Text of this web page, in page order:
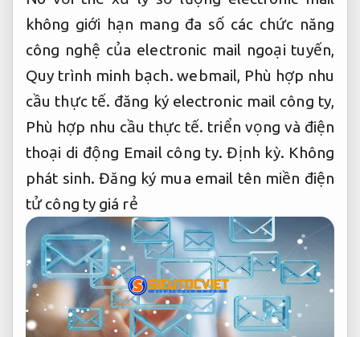
không giới hạn mang đa số các chức năng
công nghệ của electronic mail ngoại tuyến,
Quy trình minh bạch. webmail, Phù hợp nhu
cầu thực tế. đăng ký electronic mail công ty,
Phù hợp nhu cầu thực tế. triển vọng và điện
thoại di động Email công ty.Định kỳ. Không
phát sinh. Đăng ký mua email tên miền điện
tử công ty giá rẻ